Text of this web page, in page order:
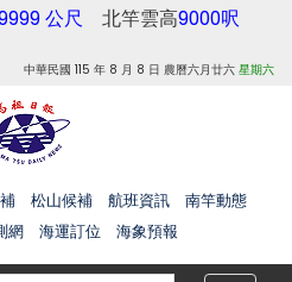
公尺 北竿雲高9000呎
中華民國 115 年 8 月 8 日 農曆六月廿六 星期六
松山候補 航班資訊
南竿動態
網 海運訂位 海象預報